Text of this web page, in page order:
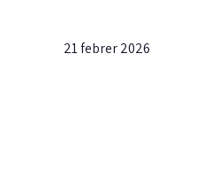
21 febrer 2026